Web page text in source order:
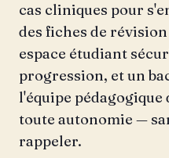
cas cliniques pour
des fiches de
espace étudiant
progression, et un
l'équipe
toute autonomie —
rappeler.